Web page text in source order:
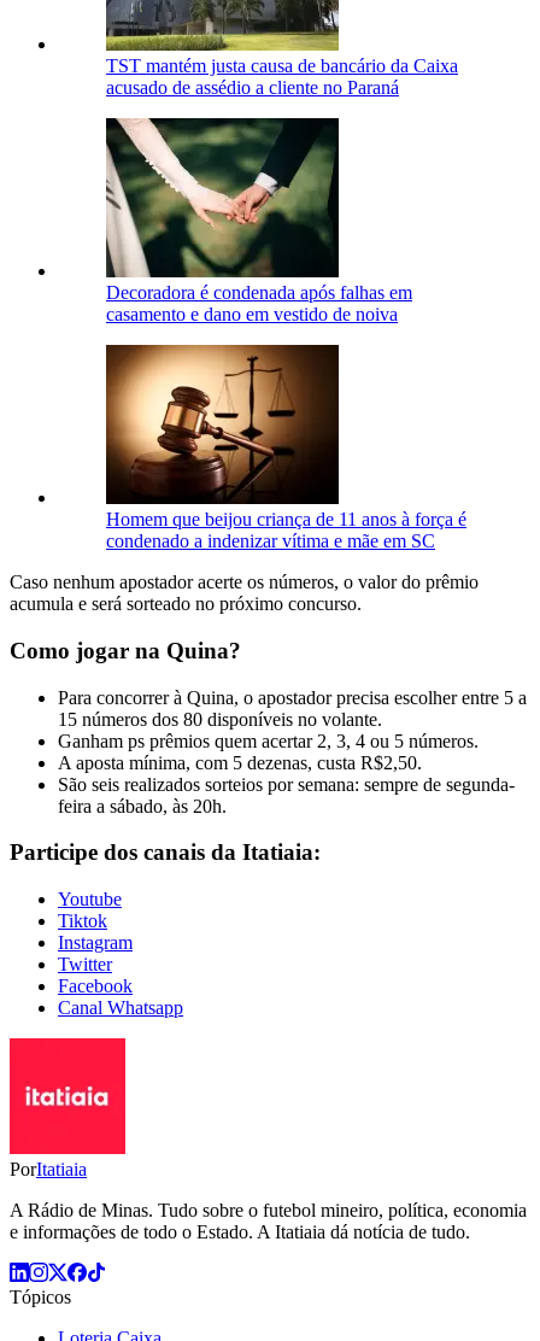
TST mantém justa causa de bancário da Caixa
acusado de assédio a cliente no Paraná
Decoradora é condenada após falhas em
casamento e dano em vestido de noiva
Homem que beijou criança de 11 anos à força é
condenado a indenizar vítima e mãe em SC
Caso nenhum apostador acerte os números, o valor do prêmio
acumula e será sorteado no próximo concurso.
Como jogar na Quina?
Para concorrer à Quina, o apostador precisa escolher entre 5 a
15 números dos 80 disponíveis no volante.
Ganham ps prêmios quem acertar 2, 3, 4 ou 5 números.
A aposta mínima, com 5 dezenas, custa R$2,50.
São seis realizados sorteios por semana: sempre de segunda-
feira a sábado, às 20h.
Participe dos canais da Itatiaia:
Youtube
Tiktok
Instagram
Twitter
Facebook
Canal Whatsapp
PorItatiaia
A Rádio de Minas. Tudo sobre o futebol mineiro, política, economia
e informações de todo o Estado. A Itatiaia dá notícia de tudo.
Tópicos